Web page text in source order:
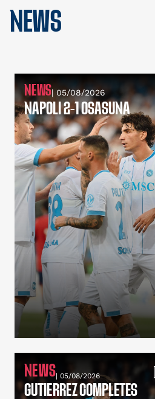
NEWS
NEWS| 05/08/2026
NAPOLI 2-1 OSASUNA
NEWS| 05/08/2026
GUTIERREZ COMPLETES